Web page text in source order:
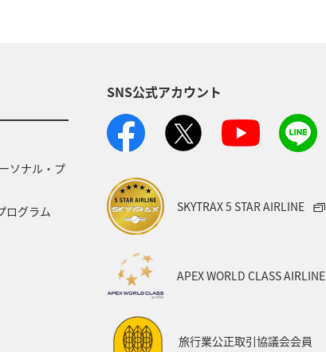
ソナル・プ
ログラム
SNS公式アカウント
SKYTRAX 5 STAR AIRLINE
APEX WORLD CLASS AIRLINE
旅行業公正取引協議会会員